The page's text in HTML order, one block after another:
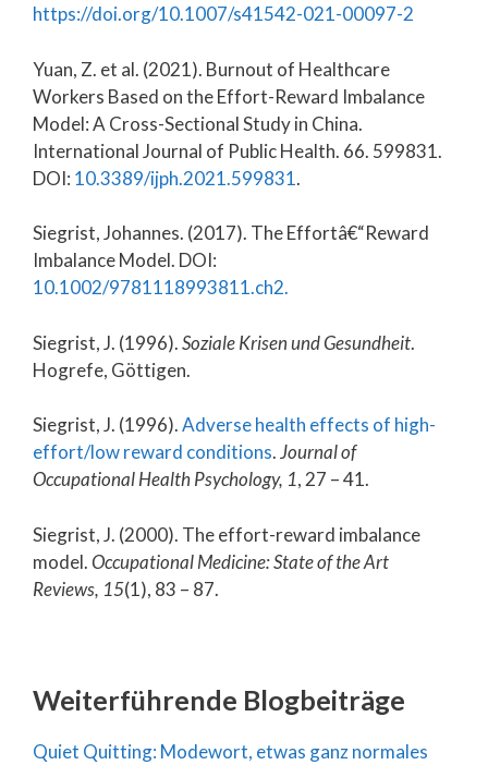
https://doi.org/10.1007/s41542-021-00097-2
Yuan, Z. et al. (2021). Burnout of Healthcare
Workers Based on the Effort-Reward Imbalance
Model: A Cross-Sectional Study in China.
International Journal of Public Health. 66. 599831.
DOI: 10.3389/ijph.2021.599831.
Siegrist, Johannes. (2017). The Effortâ€“Reward
Imbalance Model. DOI:
10.1002/9781118993811.ch2.
Siegrist, J. (1996).Soziale Krisen und Gesundheit.
Hogrefe, Göttigen.
Siegrist, J. (1996).Adverse health effects of high-
effort/low reward conditions.Journal of
Occupational Health Psychology, 1, 27 – 41.
Siegrist, J. (2000). The effort-reward imbalance
model.Occupational Medicine: State of the Art
Reviews, 15(1), 83 – 87.
Weiterführende Blogbeiträge
Quiet Quitting: Modewort, etwas ganz normales